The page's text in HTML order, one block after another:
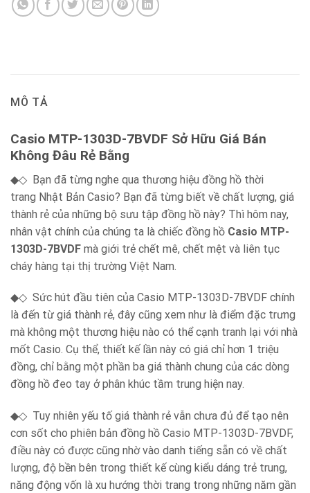
MÔ TẢ
Casio MTP-1303D-7BVDF Sở Hữu Giá Bán
Không Đâu Rẻ Bằng
◆◇ Bạn đã từng nghe qua thương hiệu đồng hồ thời
trang Nhật Bản Casio? Bạn đã từng biết về chất lượng, giá
thành rẻ của những bộ sưu tập đồng hồ này? Thì hôm nay,
nhân vật chính của chúng ta là chiếc đồng hồ Casio MTP-
1303D-7BVDF mà giới trẻ chết mê, chết mệt và liên tục
cháy hàng tại thị trường Việt Nam.
◆◇ Sức hút đầu tiên của Casio MTP-1303D-7BVDF chính
là đến từ giá thành rẻ, đây cũng xem như là điểm đặc trưng
mà không một thương hiệu nào có thể cạnh tranh lại với nhà
mốt Casio. Cụ thể, thiết kế lần này có giá chỉ hơn 1 triệu
đồng, chỉ bằng một phần ba giá thành chung của các dòng
đồng hồ đeo tay ở phân khúc tầm trung hiện nay.
◆◇ Tuy nhiên yếu tố giá thành rẻ vẫn chưa đủ để tạo nên
cơn sốt cho phiên bản đồng hồ Casio MTP-1303D-7BVDF,
điều này có được cũng nhờ vào danh tiếng sẵn có về chất
lượng, độ bền bên trong thiết kế cùng kiểu dáng trẻ trung,
năng động vốn là xu hướng thời trang trong những năm gần